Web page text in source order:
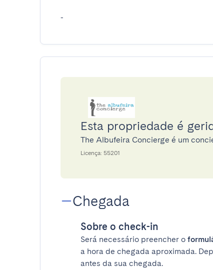
-
Esta propriedade é
The Albufeira Concierge é um
Licença: 55201
Chegada
Sobre o check-in
Será necessário preencher o
a hora de chegada aproximada.
antes da sua chegada.